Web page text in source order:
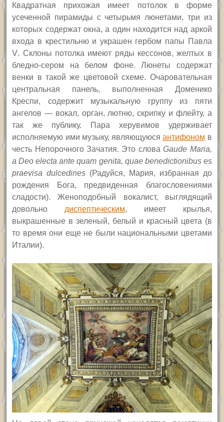
Квадратная прихожая имеет потолок в форме
усеченной пирамиды с четырьмя люнетами, три из
которых содержат окна, а один находится над аркой
входа в крестильню и украшен гербом папы Павла
V. Склоны потолка имеют ряды кессонов, желтых в
бледно-сером на белом фоне. Люнеты содержат
венки в такой же цветовой схеме. Очаровательная
центральная панель, выполненная Доменико
Креспи, содержит музыкальную группу из пяти
ангелов — вокал, орган, лютню, скрипку и флейту, а
так же публику. Пара херувимов удерживает
исполняемую ими музыку, являющуюсяантифоном в
честь Непорочного Зачатия. Это словаGaude Maria,
a Deo electa ante quam genita, quae benedictionibus es
praevisa dulcedines (Радуйся, Мария, избранная до
рождения Бога, предвиденная благословениями
сладости). Женоподобный вокалист, выглядящий
довольно диспептическим, имеет крылья,
выкрашенные в зеленый, белый и красный цвета (в
то время они еще не были национальными цветами
Италии).